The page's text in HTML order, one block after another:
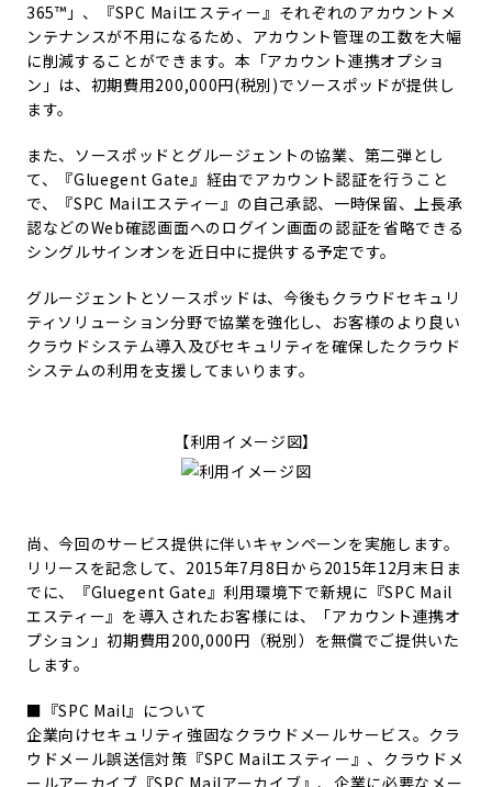
365™」、『SPC Mailエスティー』それぞれのアカウントメ
ンテナンスが不用になるため、アカウント管理の工数を大幅
に削減することができます。本「アカウント連携オプショ
ン」は、初期費用200,000円(税別)でソースポッドが提供し
ます。
また、ソースポッドとグルージェントの協業、第二弾とし
て、『Gluegent Gate』経由でアカウント認証を行うこと
で、『SPC Mailエスティー』の自己承認、一時保留、上長承
認などのWeb確認画面へのログイン画面の認証を省略できる
シングルサインオンを近日中に提供する予定です。
グルージェントとソースポッドは、今後もクラウドセキュリ
ティソリューション分野で協業を強化し、お客様のより良い
クラウドシステム導入及びセキュリティを確保したクラウド
システムの利用を支援してまいります。
【利用イメージ図】
尚、今回のサービス提供に伴いキャンペーンを実施します。
リリースを記念して、2015年7月8日から2015年12月末日ま
でに、『Gluegent Gate』利用環境下で新規に『SPC Mail
エスティー』を導入されたお客様には、「アカウント連携オ
プション」初期費用200,000円（税別）を無償でご提供いた
します。
■『SPC Mail』について
企業向けセキュリティ強固なクラウドメールサービス。クラ
ウドメール誤送信対策『SPC Mailエスティー』、クラウドメ
ールアーカイブ『SPC Mailアーカイブ』、企業に必要なメー